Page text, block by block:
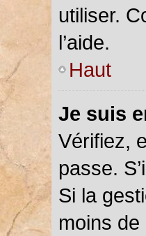
utiliser.
l’aide.
Haut
Je suis
Vérifiez,
passe.
Si la
moins